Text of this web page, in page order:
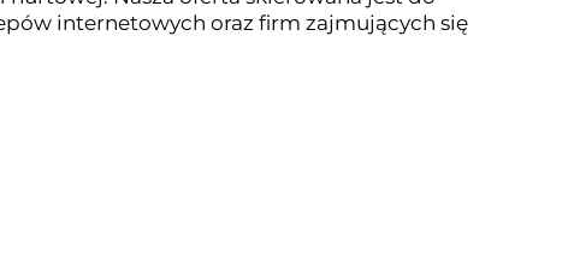
internetowych oraz firm zajmujących się